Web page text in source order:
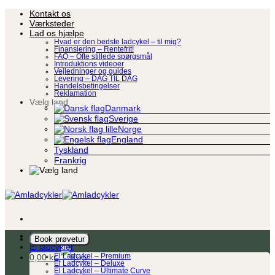
Fortsæt
indhold
Kontakt os
Værksteder
Lad os hjælpe
Hvad er den bedste ladcykel – til mig?
Finansiering – Rentefrit!
FAQ – Ofte stillede spørgsmål
Introduktions videoer
Vejledninger og guides
Levering – DAG TIL DAG
Handelsbetingelser
Reklamation
Vælg land
Danmark
Sverige
Norge
England
Tyskland
Frankrig
Book prøvetur
0,00kr.
Ladcykel
El ladcykler
El Ladcykel – Premium
El Ladcykel – Deluxe
El Ladcykel – Ultimate Curve